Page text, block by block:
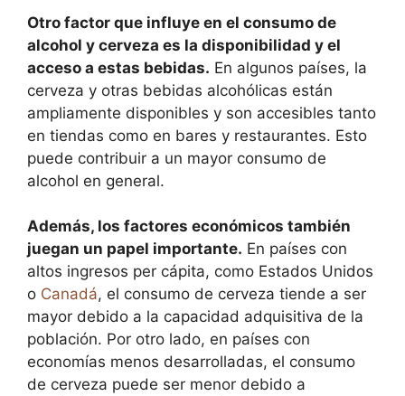
Otro factor que influye en el consumo de
alcohol y cerveza es la disponibilidad y el
acceso a estas bebidas. En algunos países, la
cerveza y otras bebidas alcohólicas están
ampliamente disponibles y son accesibles tanto
en tiendas como en bares y restaurantes. Esto
puede contribuir a un mayor consumo de
alcohol en general.
Además, los factores económicos también
juegan un papel importante. En países con
altos ingresos per cápita, como Estados Unidos
o Canadá, el consumo de cerveza tiende a ser
mayor debido a la capacidad adquisitiva de la
población. Por otro lado, en países con
economías menos desarrolladas, el consumo
de cerveza puede ser menor debido a